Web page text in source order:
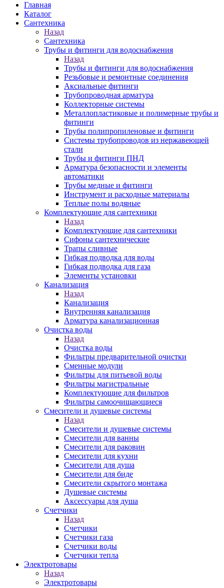
Главная
Каталог
Сантехника
Назад
Сантехника
Трубы и фитинги для водоснабжения
Назад
Трубы и фитинги для водоснабжения
Резьбовые и ремонтные соединения
Аксиальные фитинги
Трубопроводная арматура
Коллекторные системы
Металлопластиковые и полимерные трубы и
фитинги
Трубы полипропиленовые и фитинги
Системы трубопроводов из нержавеющей
стали
Трубы и фитинги ПНД
Арматура безопасности и элементы
автоматики
Трубы медные и фитинги
Инструмент и расходные материалы
Теплые полы водяные
Комплектующие для сантехники
Назад
Комплектующие для сантехники
Сифоны сантехнические
Трапы сливные
Гибкая подводка для воды
Гибкая подводка для газа
Элементы установки
Канализация
Назад
Канализация
Внутренняя канализация
Арматура канализационная
Очистка воды
Назад
Очистка воды
Фильтры предварительной очистки
Сменные модули
Фильтры для питьевой воды
Фильтры магистральные
Комплектующие для фильтров
Фильтры самоочищающиеся
Смесители и душевые системы
Назад
Смесители и душевые системы
Смесители для ванны
Смесители для раковин
Смесители для кухни
Смесители для душа
Смесители для биде
Смесители скрытого монтажа
Душевые системы
Аксессуары для душа
Счетчики
Назад
Счетчики
Счетчики газа
Счетчики воды
Счетчики тепла
Электротовары
Назад
Электротовары